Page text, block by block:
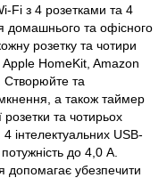
Fi з 4 розетками та 4
домашнього та офісного
розетку та чотири
Apple HomeKit, Amazon
та
а також таймер
та чотирьох
інтелектуальних USB-
до 4,0 А.
допомагає убезпечити